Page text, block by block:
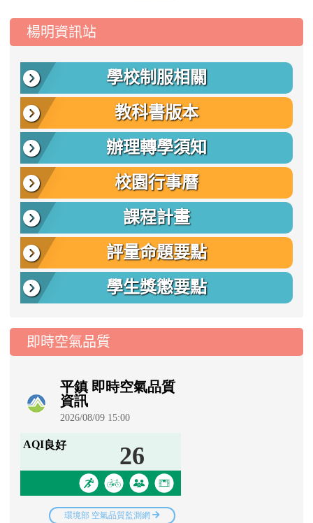
::: 楊明資訊站
學校制服相關
教科書版本
辦理轉學須知
校園行事曆
課程計畫
評量命題要點
學生獎懲要點
即時空氣品質